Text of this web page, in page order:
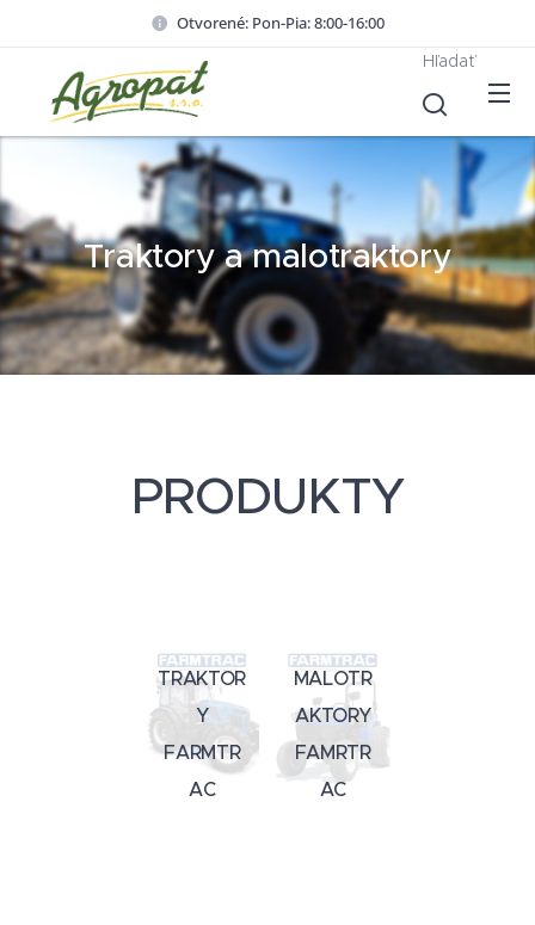
Otvorené: Pon-Pia: 8:00-16:00
Hľadať
Traktory a malotraktory
PRODUKTY
TRAKTOR
Y
FARMTR
AC
MALOTR
AKTORY
FAMRTR
AC